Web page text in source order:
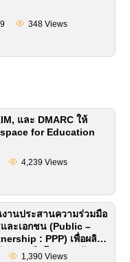
348 Views
และ DMARC ให้
for Education
4,239 Views
งานประสานความร่วมมือ
ละเอกชน (Public –
: PPP) เพื่อผลิต
คนอาชีวศึกษา (ฉบับ
1,390 Views